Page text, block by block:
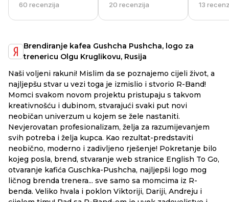
60 recenzija 20 recenzija 13
Brendiranje kafea Gushcha Pushcha, logo za
trenericu Olgu Kruglikovu, Rusija
Naši voljeni rakuni! Mislim da se poznajemo cijeli život, a
najljepšu stvar u vezi toga je izmislio i stvorio R-Band!
Momci svakom novom projektu pristupaju s takvom
kreativnošću i dubinom, stvarajući svaki put novi
neobičan univerzum u kojem se žele nastaniti.
Nevjerovatan profesionalizam, želja za razumijevanjem
svih potreba i želja kupca. Kao rezultat-predstaviti
neobično, moderno i zadivljeno rješenje! Pokretanje bilo
kojeg posla, brend, stvaranje web stranice English To Go,
otvaranje kafića Guschka-Pushcha, najljepši logo mog
ličnog brenda trenera... sve samo sa momcima iz R-
benda. Veliko hvala i poklon Viktoriji, Dariji, Andreju i